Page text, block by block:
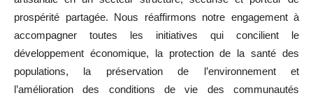
prospérité partagée. Nous réaffirmons notre engagement à
accompagner toutes les initiatives qui concilient le
développement économique, la protection de la santé des
populations, la préservation de l’environnement et
l’amélioration des conditions de vie des communautés